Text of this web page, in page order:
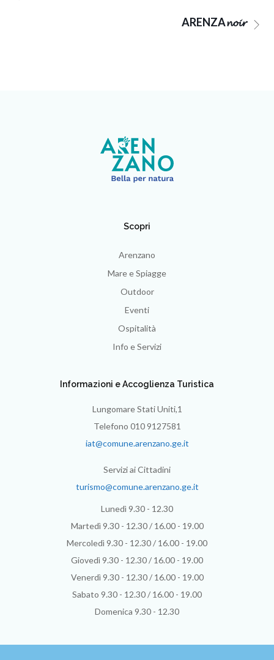
ARENZA𝓷𝓸𝓲𝓻
Scopri
Arenzano
Mare e Spiagge
Outdoor
Eventi
Ospitalità
Info e Servizi
Informazioni e Accoglienza Turistica
Lungomare Stati Uniti,1
Telefono 010 9127581
iat@comune.arenzano.ge.it
Servizi ai Cittadini
turismo@comune.arenzano.ge.it
Lunedì 9.30 - 12.30
Martedì 9.30 - 12.30 / 16.00 - 19.00
Mercoledì 9.30 - 12.30 / 16.00 - 19.00
Giovedì 9.30 - 12.30 / 16.00 - 19.00
Venerdì 9.30 - 12.30 / 16.00 - 19.00
Sabato 9.30 - 12.30 / 16.00 - 19.00
Domenica 9.30 - 12.30